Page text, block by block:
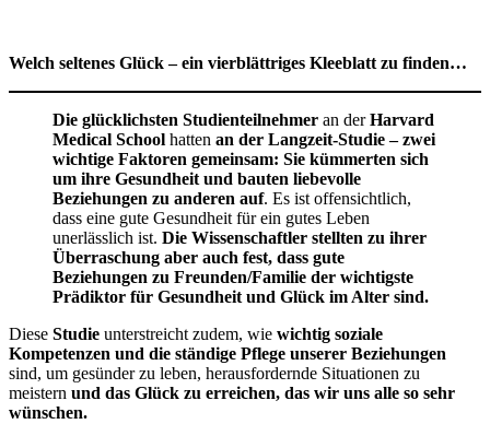
Welch seltenes Glück – ein vierblättriges Kleeblatt zu finden…
Die glücklichsten Studienteilnehmer an derHarvard
Medical School hatten an der Langzeit-Studie – zwei
wichtige Faktoren gemeinsam: Sie kümmerten sich
um ihre Gesundheit und bauten liebevolle
Beziehungen zu anderen auf. Es ist offensichtlich,
dass eine gute Gesundheit für ein gutes Leben
unerlässlich ist. Die Wissenschaftler stellten zu ihrer
Überraschung aber auch fest, dass gute
Beziehungen zu Freunden/Familie der wichtigste
Prädiktor für Gesundheit und Glück im Alter sind.
Diese Studie unterstreicht zudem, wie wichtig soziale
Kompetenzen und die ständige Pflege unserer Beziehungen
sind, um gesünder zu leben, herausfordernde Situationen zu
meistern und das Glück zu erreichen, das wir uns alle so sehr
wünschen.